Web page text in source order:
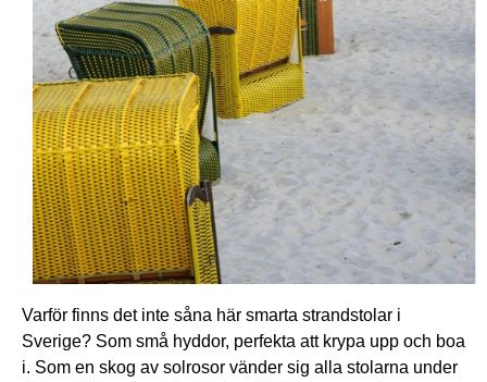
Varför finns det inte såna här smarta strandstolar i
Sverige? Som små hyddor, perfekta att krypa upp och boa
i. Som en skog av solrosor vänder sig alla stolarna under